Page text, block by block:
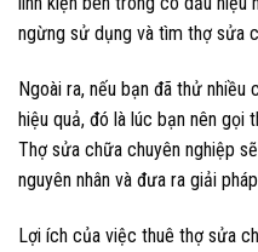
ngừng sử dụng và tìm thợ sửa
Ngoài ra, nếu bạn đã thử
hiệu quả, đó là lúc bạn nên gọi
Thợ sửa chữa chuyên nghiệp
nguyên nhân và đưa ra giải
Lợi ích của việc thuê thợ sửa